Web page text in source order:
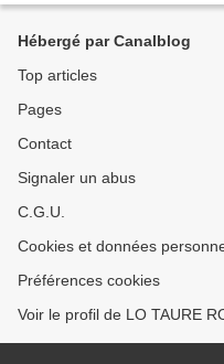
Hébergé par Canalblog
Top articles
Pages
Contact
Signaler un abus
C.G.U.
Cookies et données
Préférences cookies
Voir le profil de LO TAURE